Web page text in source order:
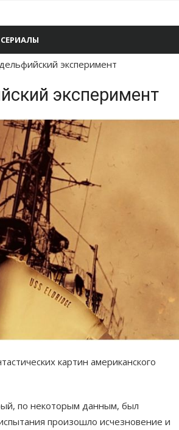
СЕРИАЛЫ
эксперимент
эксперимент
картин американского
по некоторым данным, был
произошло исчезновение и